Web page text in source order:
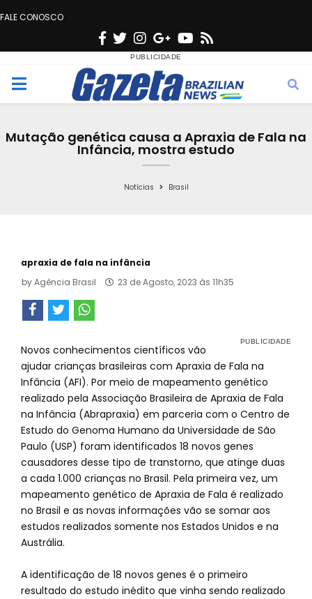
FALE CONOSCO
F
c
e
o
T
w
i
t
e
n
s
t
g
r
a
G
o
o
g
e
Y
u
t
b
s
M
Mutação genética causa a Apraxia de Fala na
Infância, mostra estudo
Notícias Brasil
apraxia de fala na infância
byAgência Brasil 23 de Agosto, 2023 às 11h35
Novos conhecimentos científicos vão
ajudar crianças brasileiras com Apraxia de Fala na
Infância (AFI). Por meio de mapeamento genético
realizado pela Associação Brasileira de Apraxia de Fala
na Infância (Abrapraxia) em parceria com o Centro de
Estudo do Genoma Humano da Universidade de São
Paulo (USP) foram identificados 18 novos genes
causadores desse tipo de transtorno, que atinge duas
a cada 1.000 crianças no Brasil. Pela primeira vez, um
mapeamento genético de Apraxia de Fala é realizado
no Brasil e as novas informações vão se somar aos
estudos realizados somente nos Estados Unidos e na
Austrália.
A identificação de 18 novos genes é o primeiro
resultado do estudo inédito que vinha sendo realizado